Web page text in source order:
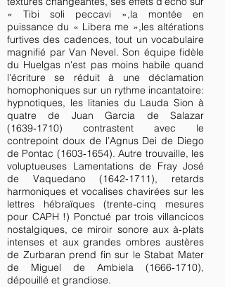
« Tibi soli peccavi »,la montée en
puissance du « Libera me »,les altérations
furtives des cadences, tout un vocabulaire
magnifié par Van Nevel. Son équipe fidèle
du Huelgas n'est pas moins habile quand
l'écriture se réduit à une déclamation
homophoniques sur un rythme incantatoire:
hypnotiques, les litanies du Lauda Sion à
quatre de Juan Garcia de Salazar
(1639‑1710) contrastent avec le
contrepoint doux de l’Agnus Dei de Diego
de Pontac (1603‑1654). Autre trouvaille, les
voluptueuses Lamentations de Fray José
de Vaquedano (1642‑1711), retards
harmoniques et vocalises chavirées sur les
lettres hébraïques (trente‑cinq mesures
pour CAPH !) Ponctué par trois villancicos
nostalgiques, ce miroir sonore aux à‑plats
intenses et aux grandes ombres austères
de Zurbaran prend fin sur le Stabat Mater
de Miguel de Ambiela (1666‑1710),
dépouillé et grandiose.